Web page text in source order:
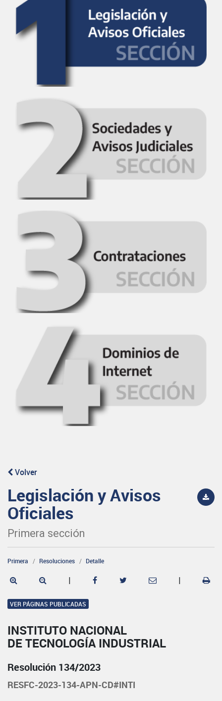
Volver
Legislación y Avisos
Oficiales
Primera sección
Primera Resoluciones Detalle
| |
VER PÁGINAS PUBLICADAS
INSTITUTO NACIONAL
DE TECNOLOGÍA INDUSTRIAL
Resolución 134/2023
RESFC-2023-134-APN-CD#INTI